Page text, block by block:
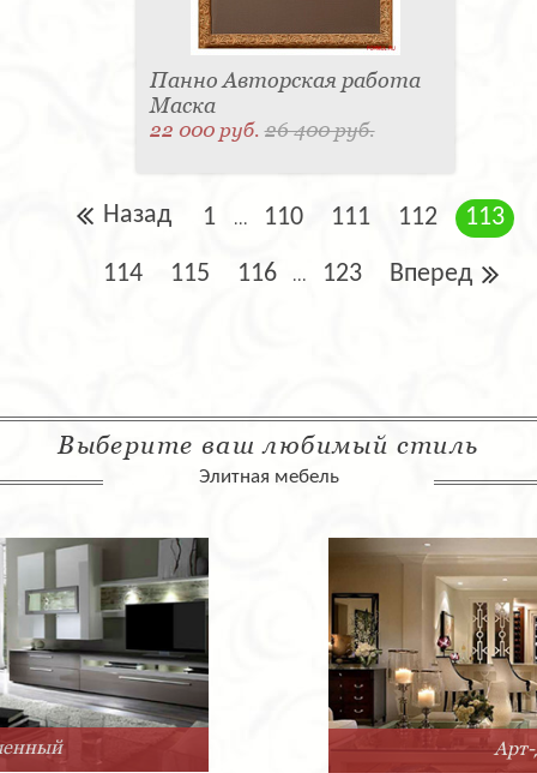
Панно Авторская работа
Маска
22 000 руб.26 400 руб.
Назад 1 ... 110 111 112 113
114 115 116 ... 123 Вперед
Выберите ваш любимый стиль
Элитная мебель